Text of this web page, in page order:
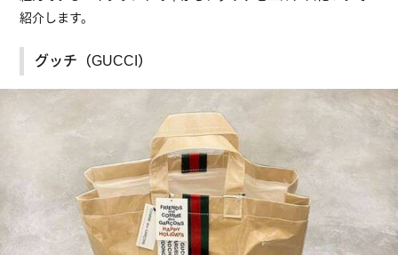
紹介します。
グッチ（GUCCI）